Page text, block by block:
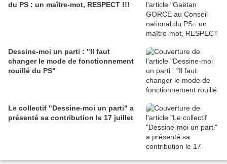
du PS : un maître-mot, RESPECT !!!
Dessine-moi un parti : "Il faut
changer le mode de fonctionnement
rouillé du PS"
Le collectif "Dessine-moi un parti" a
présenté sa contribution le 17 juillet